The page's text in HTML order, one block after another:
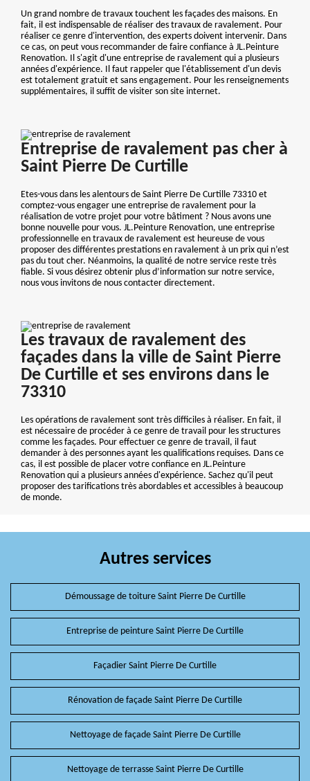
Un grand nombre de travaux touchent les façades des maisons. En
fait, il est indispensable de réaliser des travaux de ravalement. Pour
réaliser ce genre d'intervention, des experts doivent intervenir. Dans
ce cas, on peut vous recommander de faire confiance à JL.Peinture
Renovation. Il s'agit d'une entreprise de ravalement qui a plusieurs
années d'expérience. Il faut rappeler que l'établissement d'un devis
est totalement gratuit et sans engagement. Pour les renseignements
supplémentaires, il suffit de visiter son site internet.
Entreprise de ravalement pas cher à
Saint Pierre De Curtille
Etes-vous dans les alentours de Saint Pierre De Curtille 73310 et
comptez-vous engager une entreprise de ravalement pour la
réalisation de votre projet pour votre bâtiment ? Nous avons une
bonne nouvelle pour vous. JL.Peinture Renovation, une entreprise
professionnelle en travaux de ravalement est heureuse de vous
proposer des différentes prestations en ravalement à un prix qui n’est
pas du tout cher. Néanmoins, la qualité de notre service reste très
fiable. Si vous désirez obtenir plus d’information sur notre service,
nous vous invitons de nous contacter directement.
Les travaux de ravalement des
façades dans la ville de Saint Pierre
De Curtille et ses environs dans le
73310
Les opérations de ravalement sont très difficiles à réaliser. En fait, il
est nécessaire de procéder à ce genre de travail pour les structures
comme les façades. Pour effectuer ce genre de travail, il faut
demander à des personnes ayant les qualifications requises. Dans ce
cas, il est possible de placer votre confiance en JL.Peinture
Renovation qui a plusieurs années d'expérience. Sachez qu'il peut
proposer des tarifications très abordables et accessibles à beaucoup
de monde.
Autres services
Démoussage de toiture Saint Pierre De Curtille
Entreprise de peinture Saint Pierre De Curtille
Façadier Saint Pierre De Curtille
Rénovation de façade Saint Pierre De Curtille
Nettoyage de façade Saint Pierre De Curtille
Nettoyage de terrasse Saint Pierre De Curtille